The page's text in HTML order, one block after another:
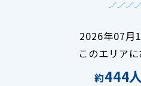
2026年07月
このエリア
約444人